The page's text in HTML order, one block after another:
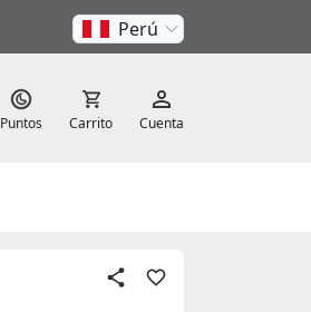
Perú
Puntos Carrito Cuenta